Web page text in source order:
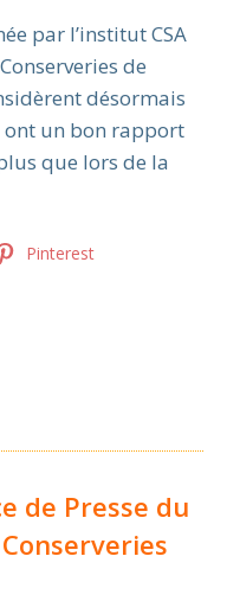
par l’institut CSA
de
désormais
ont un bon rapport
que lors de la
Pinterest
de Presse du